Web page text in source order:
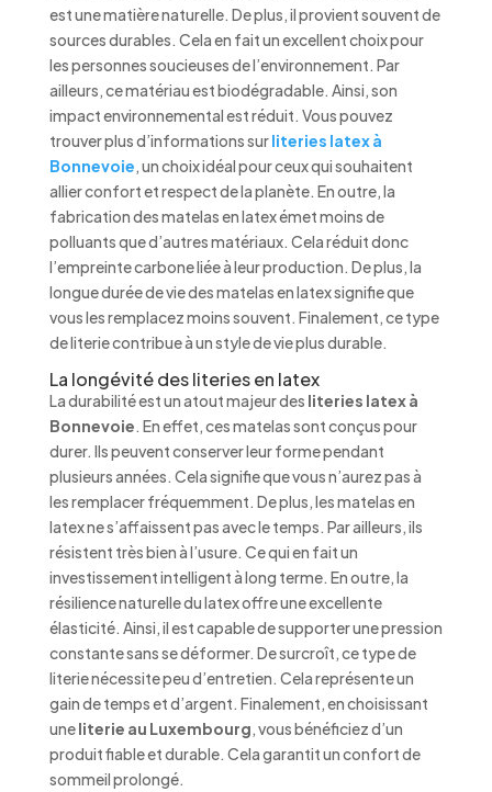
est une matière naturelle. De plus, il provient souvent de
sources durables. Cela en fait un excellent choix pour
les personnes soucieuses de l’environnement. Par
ailleurs, ce matériau est biodégradable. Ainsi, son
impact environnemental est réduit. Vous pouvez
trouver plus d’informations surliteries latex à
Bonnevoie, un choix idéal pour ceux qui souhaitent
allier confort et respect de la planète. En outre, la
fabrication des matelas en latex émet moins de
polluants que d’autres matériaux. Cela réduit donc
l’empreinte carbone liée à leur production. De plus, la
longue durée de vie des matelas en latex signifie que
vous les remplacez moins souvent. Finalement, ce type
de literie contribue à un style de vie plus durable.
La longévité des literies en latex
La durabilité est un atout majeur des literies latex à
Bonnevoie. En effet, ces matelas sont conçus pour
durer. Ils peuvent conserver leur forme pendant
plusieurs années. Cela signifie que vous n’aurez pas à
les remplacer fréquemment. De plus, les matelas en
latex ne s’affaissent pas avec le temps. Par ailleurs, ils
résistent très bien à l’usure. Ce qui en fait un
investissement intelligent à long terme. En outre, la
résilience naturelle du latex offre une excellente
élasticité. Ainsi, il est capable de supporter une pression
constante sans se déformer. De surcroît, ce type de
literie nécessite peu d’entretien. Cela représente un
gain de temps et d’argent. Finalement, en choisissant
uneliterie au Luxembourg, vous bénéficiez d’un
produit fiable et durable. Cela garantit un confort de
sommeil prolongé.